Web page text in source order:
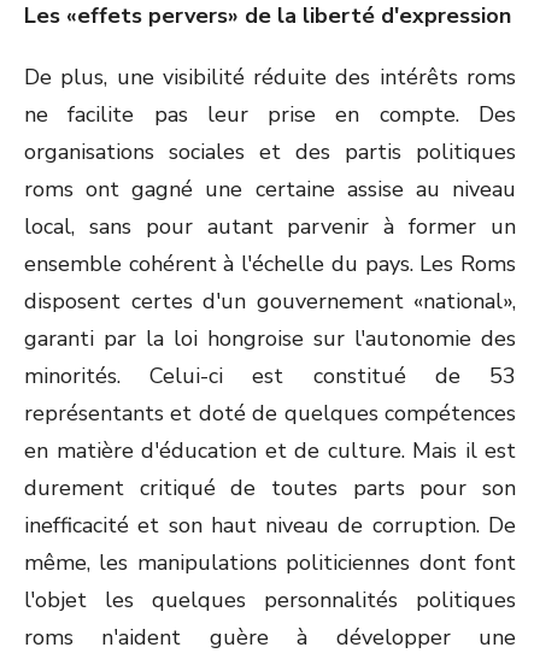
Les «effets pervers» de la liberté d'expression
De plus, une visibilité réduite des intérêts roms
ne facilite pas leur prise en compte. Des
organisations sociales et des partis politiques
roms ont gagné une certaine assise au niveau
local, sans pour autant parvenir à former un
ensemble cohérent à l'échelle du pays. Les Roms
disposent certes d'un gouvernement «national»,
garanti par la loi hongroise sur l'autonomie des
minorités. Celui-ci est constitué de 53
représentants et doté de quelques compétences
en matière d'éducation et de culture. Mais il est
durement critiqué de toutes parts pour son
inefficacité et son haut niveau de corruption. De
même, les manipulations politiciennes dont font
l'objet les quelques personnalités politiques
roms n'aident guère à développer une